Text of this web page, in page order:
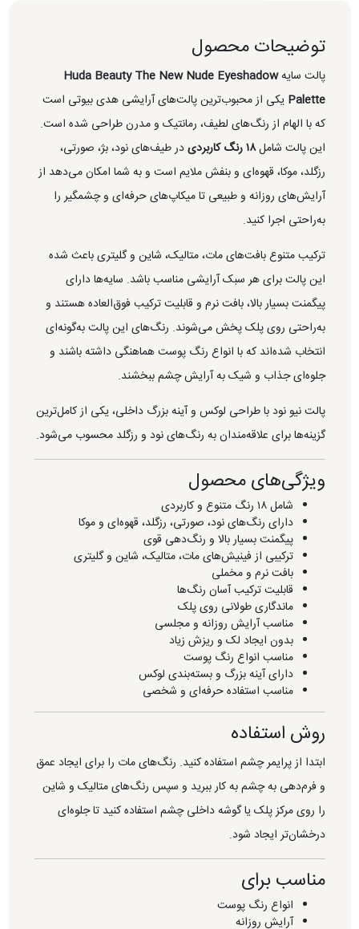
توضیحات محصول
پالت سایهHuda Beauty The New Nude Eyeshadow
Palette یکی از محبوب‌ترین پالت‌های آرایشی هدی بیوتی است
که با الهام از رنگ‌های لطیف، رمانتیک و مدرن طراحی شده است.
این پالت شامل۱۸ رنگ کاربردی
در طیف‌های نود، بژ، صورتی،
رزگلد، موکا، قهوه‌ای و بنفش ملایم است و به شما امکان می‌دهد از
آرایش‌های روزانه و طبیعی تا میکاپ‌های حرفه‌ای و چشمگیر را
به‌راحتی اجرا کنید.
ترکیب متنوع بافت‌های مات، متالیک، شاین و گلیتری باعث شده
این پالت برای هر سبک آرایشی مناسب باشد. سایه‌ها دارای
پیگمنت بسیار بالا، بافت نرم و قابلیت ترکیب فوق‌العاده هستند و
به‌راحتی روی پلک پخش می‌شوند. رنگ‌های این پالت به‌گونه‌ای
انتخاب شده‌اند که با انواع رنگ پوست هماهنگی داشته باشند و
جلوه‌ای جذاب و شیک به آرایش چشم ببخشند.
پالت نیو نود با طراحی لوکس و آینه بزرگ داخلی، یکی از کامل‌ترین
گزینه‌ها برای علاقه‌مندان به رنگ‌های نود و رزگلد محسوب می‌شود.
ویژگی‌های محصول
شامل ۱۸ رنگ متنوع و کاربردی
دارای رنگ‌های نود، صورتی، رزگلد، قهوه‌ای و موکا
پیگمنت بسیار بالا و رنگ‌دهی قوی
ترکیبی از فینیش‌های مات، متالیک، شاین و گلیتری
بافت نرم و مخملی
قابلیت ترکیب آسان رنگ‌ها
ماندگاری طولانی روی پلک
مناسب آرایش روزانه و مجلسی
بدون ایجاد لک و ریزش زیاد
مناسب انواع رنگ پوست
دارای آینه بزرگ و بسته‌بندی لوکس
مناسب استفاده حرفه‌ای و شخصی
روش استفاده
ابتدا از پرایمر چشم استفاده کنید. رنگ‌های مات را برای ایجاد عمق
و فرم‌دهی به چشم به کار ببرید و سپس رنگ‌های متالیک و شاین
را روی مرکز پلک یا گوشه داخلی چشم استفاده کنید تا جلوه‌ای
درخشان‌تر ایجاد شود.
مناسب برای
انواع رنگ پوست
آرایش روزانه